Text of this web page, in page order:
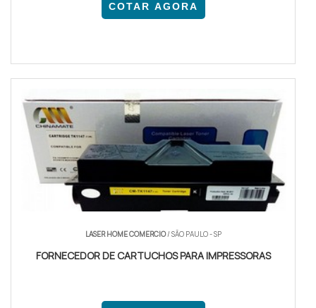
COTAR AGORA
LASER HOME COMERCIO/ SÃO PAULO - SP
FORNECEDOR DE CARTUCHOS PARA IMPRESSORAS